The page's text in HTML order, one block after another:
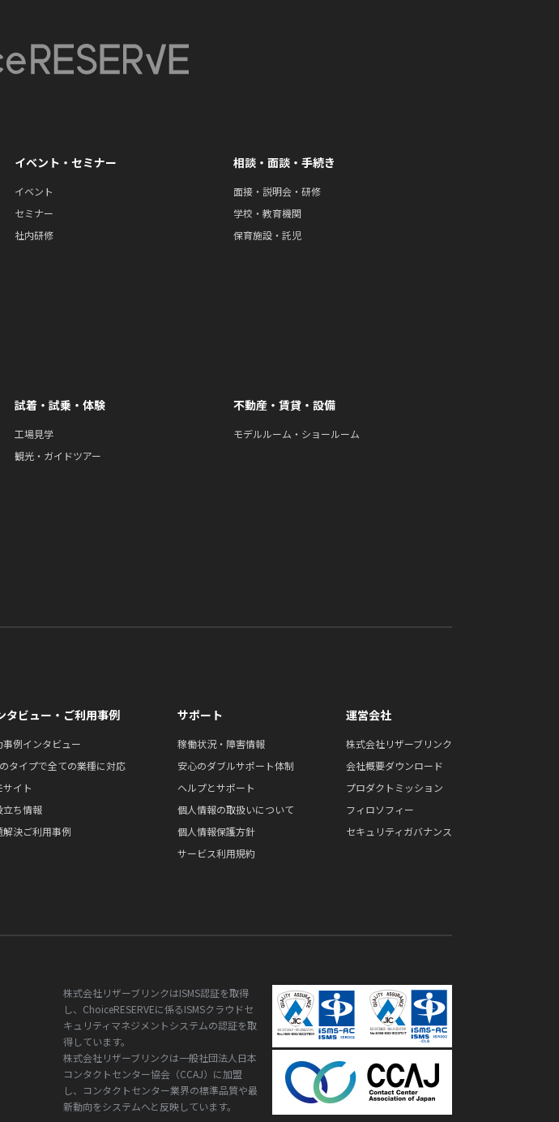
イベント・セミナー
イベント
セミナー
社内研修
相談・面談・手続き
面接・説明会・研修
学校・教育機関
保育施設・託児
試着・試乗・体験
工場見学
観光・ガイドツアー
不動産・賃貸・設備
モデルルーム・ショールーム
タビュー・ご利用事例
事例インタビュー
タイプで全ての業種に対応
サイト
立ち情報
解決ご利用事例
サポート
稼働状況・障害情報
安心のダブルサポート体制
ヘルプとサポート
個人情報の取扱いについて
個人情報保護方針
サービス利用規約
運営会社
株式会社リザーブリンク
会社概要ダウンロード
プロダクトミッション
フィロソフィー
セキュリティガバナンス
株式会社リザーブリンクはISMS認証を取得
し、ChoiceRESERVEに係るISMSクラウドセ
キュリティマネジメントシステムの認証を取
得しています。
株式会社リザーブリンクは一般社団法人日本
コンタクトセンター協会（CCAJ）に加盟
し、コンタクトセンター業界の標準品質や最
新動向をシステムへと反映しています。